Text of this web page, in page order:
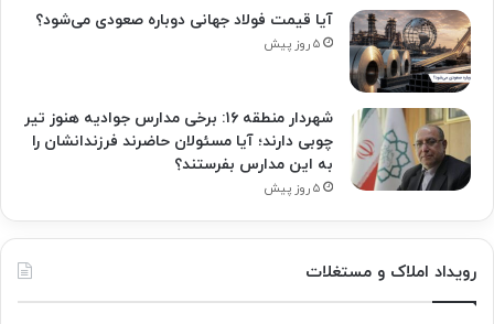
آیا قیمت فولاد جهانی دوباره صعودی می‌شود؟
۵ روز پیش
شهردار منطقه ۱۶: برخی مدارس جوادیه هنوز تیر
چوبی دارند؛ آیا مسئولان حاضرند فرزندانشان را
به این مدارس بفرستند؟
۵ روز پیش
رویداد املاک و مستغلات